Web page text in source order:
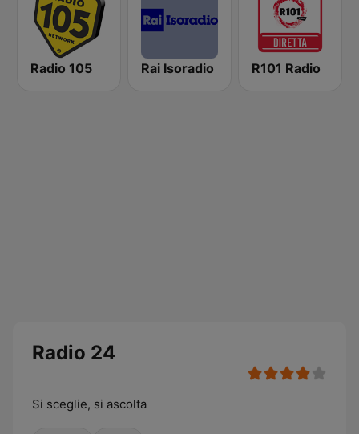
Radio 105 Rai Isoradio R101 Radio
Radio 24
Si sceglie, si ascolta